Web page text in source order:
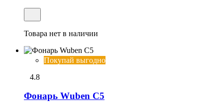
Товара нет в наличии
Покупай выгодно
4.8
Фонарь Wuben C5